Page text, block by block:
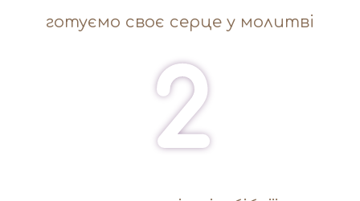
готуємо своє серце у молитві
2